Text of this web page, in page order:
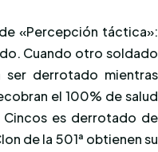
«Percepción táctica»:
Cuando otro soldado
derrotado mientras
el 100% de salud
es derrotado de
de la 501ª obtienen su